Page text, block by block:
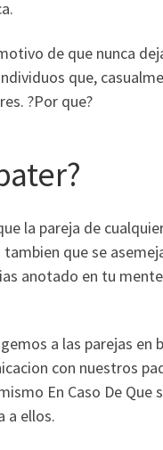
de que nunca
que,
?Por que?
la pareja de
que se
anotado en tu
a las parejas en
con nuestros
En Caso De
a ellos.